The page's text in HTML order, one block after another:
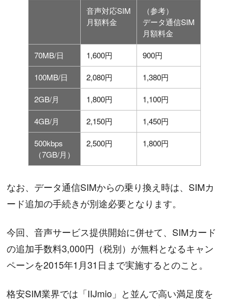
音声対応SIM
月額料金
（参考）
データ通信SIM
月額料金
70MB/日 1,600円 900円
100MB/日 2,080円 1,380円
2GB/月 1,800円 1,100円
4GB/月 2,150円 1,450円
500kbps
（7GB/月）
2,500円 1,800円
なお、データ通信SIMからの乗り換え時は、SIMカ
ード追加の手続きが別途必要となります。
今回、音声サービス提供開始に併せて、SIMカード
の追加手数料3,000円（税別）が無料となるキャン
ペーンを2015年1月31日まで実施するとのこと。
格安SIM業界では「IIJmio」と並んで高い満足度を